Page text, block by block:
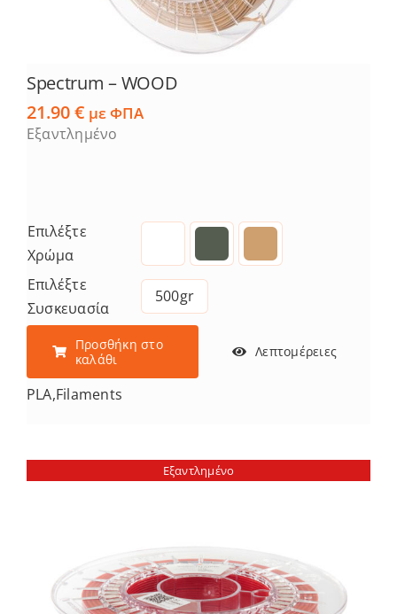
Spectrum – WOOD
21.90€ με ΦΠΑ
Εξαντλημένο
Επιλέξτε
Χρώμα
Επιλέξτε
Συσκευασία
500gr
Προσθήκη στο
καλάθι
Λεπτομέρειες
PLA,Filaments
Εξαντλημένο